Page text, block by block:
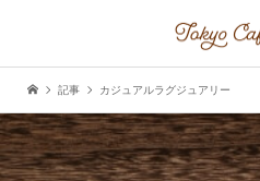
記事 カジュアルラグジュアリー